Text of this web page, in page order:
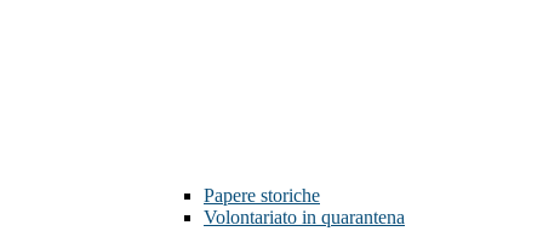
Papere storiche
Volontariato in quarantena